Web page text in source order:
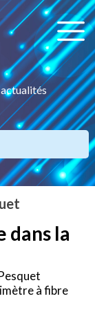
dans la
à fibre